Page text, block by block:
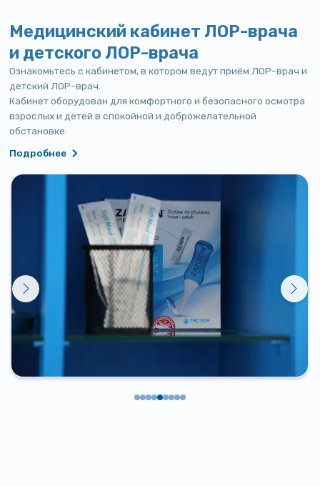
Медицинский кабинет ЛОР-врача
и детского ЛОР-врача
Ознакомьтесь с кабинетом, в котором ведут приём ЛОР-врач и
детский ЛОР-врач.
Кабинет оборудован для комфортного и безопасного осмотра
взрослых и детей в спокойной и доброжелательной
обстановке.
Подробнее